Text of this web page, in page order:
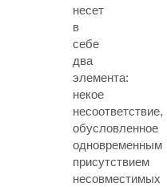
несет
в
себе
два
элемента:
некое
несоответствие,
обусловленное
одновременным
присутствием
несовместимых